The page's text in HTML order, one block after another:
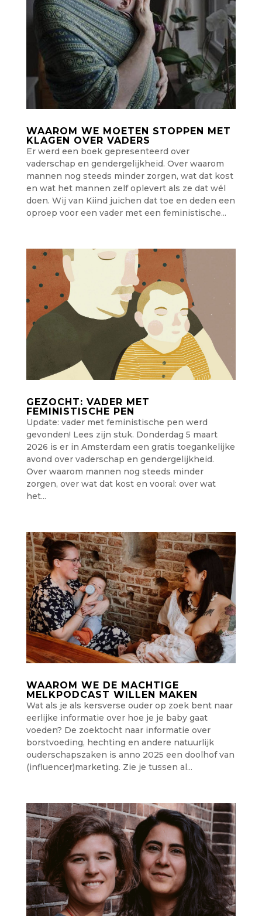
WAAROM WE MOETEN STOPPEN MET
KLAGEN OVER VADERS
Er werd een boek gepresenteerd over
vaderschap en gendergelijkheid. Over waarom
mannen nog steeds minder zorgen, wat dat kost
en wat het mannen zelf oplevert als ze dat wél
doen. Wij van Kiind juichen dat toe en deden een
oproep voor een vader met een feministische...
GEZOCHT: VADER MET
FEMINISTISCHE PEN
Update: vader met feministische pen werd
gevonden! Lees zijn stuk. Donderdag 5 maart
2026 is er in Amsterdam een gratis toegankelijke
avond over vaderschap en gendergelijkheid.
Over waarom mannen nog steeds minder
zorgen, over wat dat kost en vooral: over wat
het...
WAAROM WE DE MACHTIGE
MELKPODCAST WILLEN MAKEN
Wat als je als kersverse ouder op zoek bent naar
eerlijke informatie over hoe je je baby gaat
voeden? De zoektocht naar informatie over
borstvoeding, hechting en andere natuurlijk
ouderschapszaken is anno 2025 een doolhof van
(influencer)marketing. Zie je tussen al...